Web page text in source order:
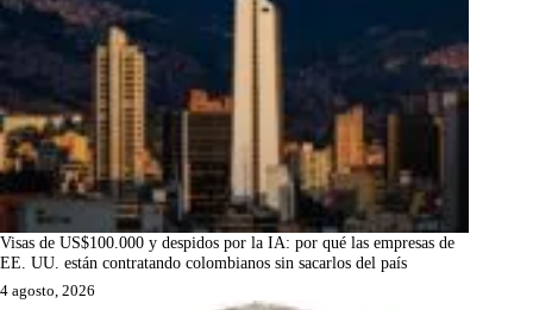
Visas de US$100.000 y despidos por la IA: por qué las empresas de
EE. UU. están contratando colombianos sin sacarlos del país
4 agosto, 2026